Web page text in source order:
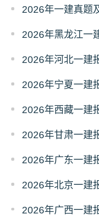
2026年一建真题
2026年黑龙江一
2026年河北一建
2026年宁夏一建
2026年西藏一建
2026年甘肃一建
2026年广东一建
2026年北京一建
2026年广西一建